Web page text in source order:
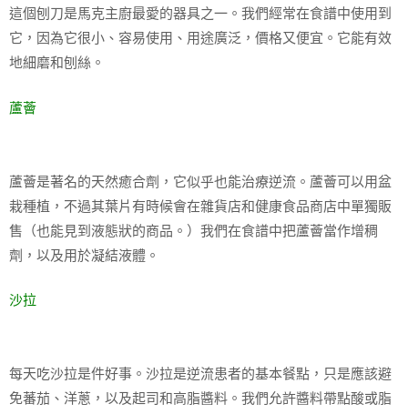
這個刨刀是馬克主廚最愛的器具之一。我們經常在食譜中使用到
它，因為它很小、容易使用、用途廣泛，價格又便宜。它能有效
地細磨和刨絲。
蘆薈
蘆薈是著名的天然癒合劑，它似乎也能治療逆流。蘆薈可以用盆
栽種植，不過其葉片有時候會在雜貨店和健康食品商店中單獨販
售（也能見到液態狀的商品。）我們在食譜中把蘆薈當作增稠
劑，以及用於凝結液體。
沙拉
每天吃沙拉是件好事。沙拉是逆流患者的基本餐點，只是應該避
免蕃茄、洋蔥，以及起司和高脂醬料。我們允許醬料帶點酸或脂